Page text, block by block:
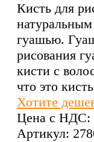
Кисть для
гуашью.
рисования
кисти с
что это
Хотите
Цена с НДС:
Артикул: